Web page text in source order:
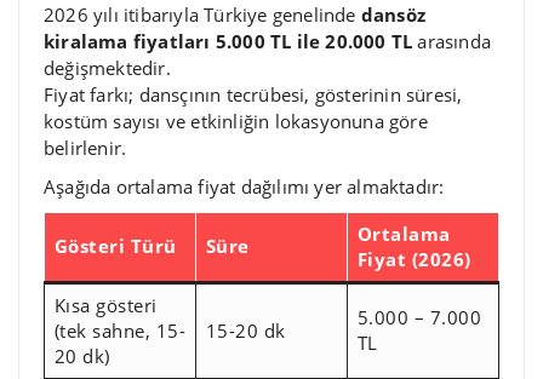
2026 yılı itibarıyla Türkiye genelinde dansöz
kiralama fiyatları 5.000 TL ile 20.000 TL arasında
değişmektedir.
Fiyat farkı; dansçının tecrübesi, gösterinin süresi,
kostüm sayısı ve etkinliğin lokasyonuna göre
belirlenir.
Aşağıda ortalama fiyat dağılımı yer almaktadır:
Gösteri Türü Süre
Ortalama
Fiyat (2026)
Kısa gösteri
(tek sahne, 15-
20 dk)
15-20 dk
5.000 – 7.000
TL